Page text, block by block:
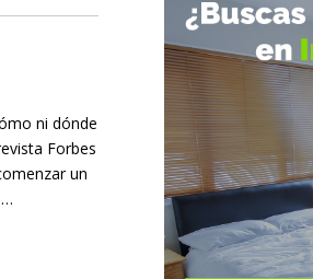
ni dónde
Forbes
un